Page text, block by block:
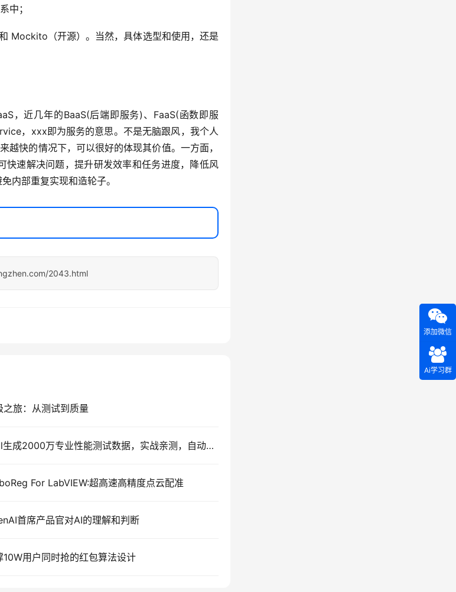
中；
Mockito（开源）。当然，具体选型和使用，还是
，近几年的BaaS(后端即服务)、FaaS(函数即服
，xxx即为服务的意思。不是无脑跟风，我个人
快的情况下，可以很好的体现其价值。一方面，
速解决问题，提升研发效率和任务进度，降低风
内部重复实现和造轮子。
2043.html
之旅：从测试到质量
Skill生成2000万专业性能测试数据，实战亲测，自动化一键生成（第三篇）
For LabVIEW:超高速高精度点云配准
首席产品官对AI的理解和判断
10W用户同时抢的红包算法设计
添加微信
Ai学习群